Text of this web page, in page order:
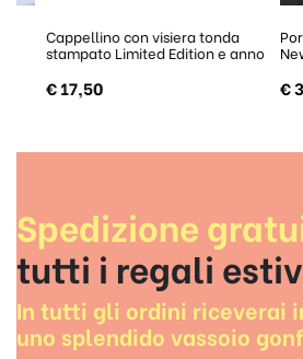
Cappellino con visiera tonda
stampato Limited Edition e anno
17,50
New
Spedizione
tutti i regali
In tutti gli ordini riceverai
uno splendido vassoio